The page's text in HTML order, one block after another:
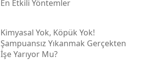
En Etkili Yöntemler
Kimyasal Yok, Köpük Yok!
Şampuansız Yıkanmak Gerçekten
İşe Yarıyor Mu?